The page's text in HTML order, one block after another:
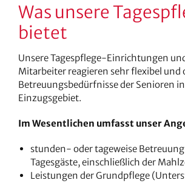
Was unsere
bietet
Unsere Tagespflege-Einrichtungen
Mitarbeiter reagieren sehr flexibel und
Betreuungsbedürfnisse der Senioren
Einzugsgebiet.
Im Wesentlichen umfasst unser
stunden- oder tageweise
Tagesgäste, einschließlich der
Leistungen der Grundpflege